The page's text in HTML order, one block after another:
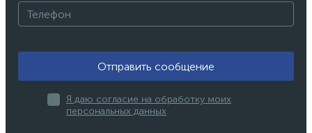
Отправить сообщение
Я даю согласие на обработку моих
персональных данных